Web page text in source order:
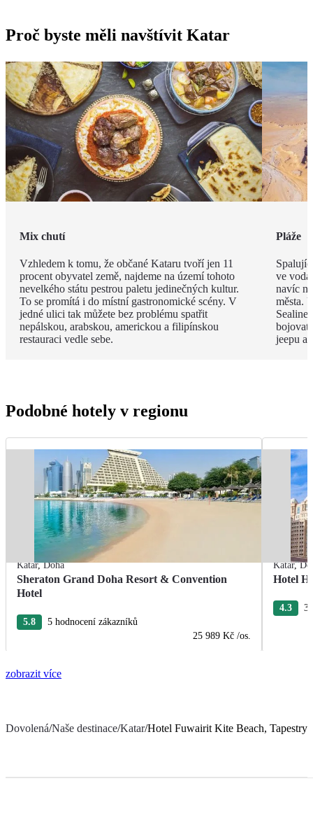
Proč byste měli navštívit Katar
Mix chutí
Vzhledem k tomu, že občané Kataru tvoří jen 11
procent obyvatel země, najdeme na území tohoto
nevelkého státu pestrou paletu jedinečných kultur.
To se promítá i do místní gastronomické scény. V
jedné ulici tak můžete bez problému spatřit
nepálskou, arabskou, americkou a filipínskou
restauraci vedle sebe.
Pláže
ve
navíc
města.
Sealine
bojovat
jeepu a
Podobné hotely v regionu
Katar,Doha
Sheraton Grand Doha Resort & Convention
Hotel
5.8
5 hodnocení zákazníků
25 989 Kč /os.
Katar,
Hotel
4.3 3
zobrazit více
Dovolená/Naše destinace/Katar/Hotel Fuwairit Kite Beach,